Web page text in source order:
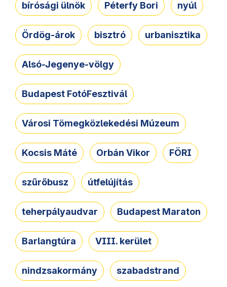
bírósági ülnök Péterfy Bori nyúl
Ördög-árok bisztró urbanisztika
Alsó-Jegenye-völgy
Budapest FotóFesztivál
Városi Tömegközlekedési Múzeum
Kocsis Máté Orbán Vikor FÖRI
szűrőbusz útfelújítás
teherpályaudvar Budapest Maraton
Barlangtúra VIII. kerület
nindzsakormány szabadstrand